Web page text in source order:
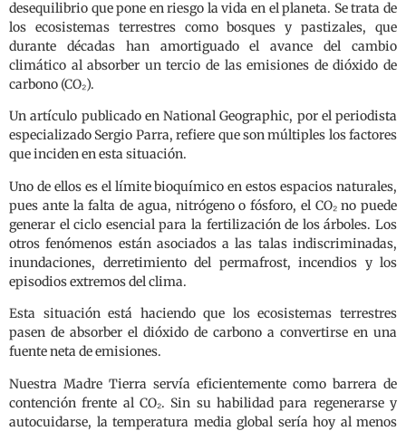
desequilibrio que pone en riesgo la vida en el planeta. Se trata de
los ecosistemas terrestres como bosques y pastizales, que
durante décadas han amortiguado el avance del cambio
climático al absorber un tercio de las emisiones de dióxido de
carbono (CO₂).
Un artículo publicado en National Geographic, por el periodista
especializado Sergio Parra, refiere que son múltiples los factores
que inciden en esta situación.
Uno de ellos es el límite bioquímico en estos espacios naturales,
pues ante la falta de agua, nitrógeno o fósforo, el CO₂ no puede
generar el ciclo esencial para la fertilización de los árboles. Los
otros fenómenos están asociados a las talas indiscriminadas,
inundaciones, derretimiento del permafrost, incendios y los
episodios extremos del clima.
Esta situación está haciendo que los ecosistemas terrestres
pasen de absorber el dióxido de carbono a convertirse en una
fuente neta de emisiones.
Nuestra Madre Tierra servía eficientemente como barrera de
contención frente al CO₂. Sin su habilidad para regenerarse y
autocuidarse, la temperatura media global sería hoy al menos